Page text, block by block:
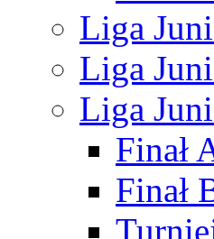
Liga
Liga
Liga
Finał
Finał